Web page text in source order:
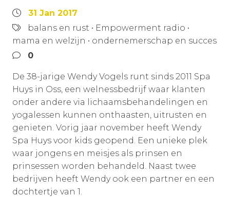
31 Jan 2017
balans en rust • Empowerment radio •
mama en welzijn • ondernemerschap en succes
0
De 38-jarige Wendy Vogels runt sinds 2011 Spa
Huys in Oss, een welnessbedrijf waar klanten
onder andere via lichaamsbehandelingen en
yogalessen kunnen onthaasten, uitrusten en
genieten. Vorig jaar november heeft Wendy
Spa Huys voor kids geopend. Een unieke plek
waar jongens en meisjes als prinsen en
prinsessen worden behandeld. Naast twee
bedrijven heeft Wendy ook een partner en een
dochtertje van 1.